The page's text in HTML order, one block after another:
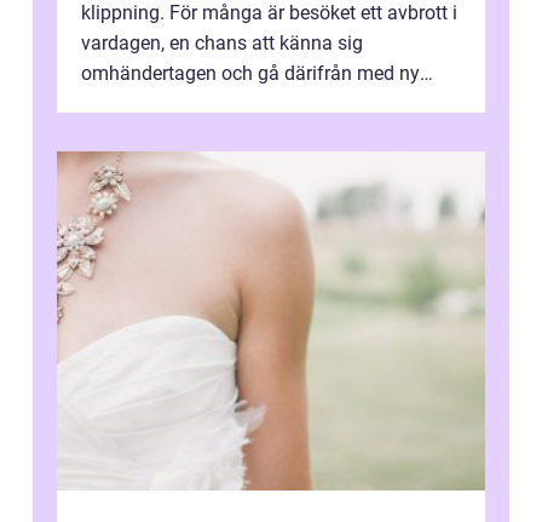
klippning. För många är besöket ett avbrott i
vardagen, en chans att känna sig
omhändertagen och gå därifrån med ny